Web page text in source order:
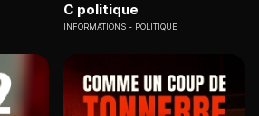
C politique
INFORMATIONS POLITIQUE